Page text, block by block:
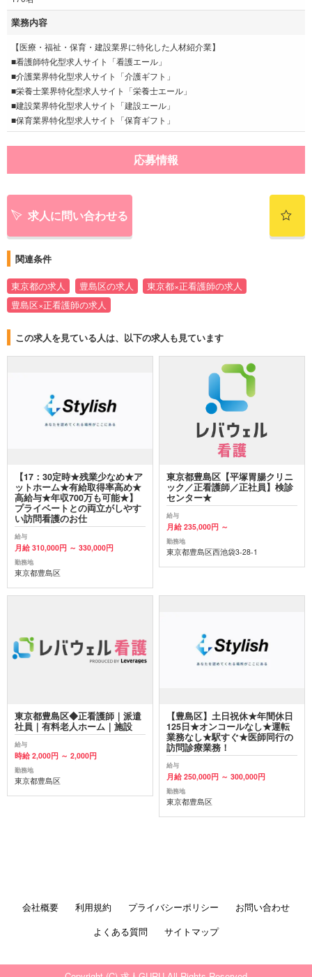
業務内容
【医療・福祉・保育・建設業界に特化した人材紹介業】
■看護師特化型求人サイト「看護エール」
■介護業界特化型求人サイト「介護ギフト」
■栄養士業界特化型求人サイト「栄養士エール」
■建設業界特化型求人サイト「建設エール」
■保育業界特化型求人サイト「保育ギフト」
応募情報
求人に問い合わせる
関連条件
東京都の求人 豊島区の求人
東京都×正看護師の求人
豊島区×正看護師の求人
この求人を見ている人は、以下の求人も見ています
【17：30定時★残業少なめ★ア
ットホーム★有給取得率高め★
高給与★年収700万も可能★】
プライベートとの両立がしやす
い訪問看護のお仕
給与
月給 310,000円 ～ 330,000円
勤務地
東京都豊島区
東京都豊島区【平塚胃腸クリニ
ック／正看護師／正社員】検診
センター★
給与
月給 235,000円 ～
勤務地
東京都豊島区西池袋3-28-1
東京都豊島区◆正看護師｜派遣
社員｜有料老人ホーム｜施設
給与
時給 2,000円 ～ 2,000円
勤務地
東京都豊島区
【豊島区】土日祝休★年間休日
125日★オンコールなし★運転
業務なし★駅すぐ★医師同行の
訪問診療業務！
給与
月給 250,000円 ～ 300,000円
勤務地
東京都豊島区
会社概要 利用規約 プライバシーポリシー
お問い合わせ
よくある質問
サイトマップ